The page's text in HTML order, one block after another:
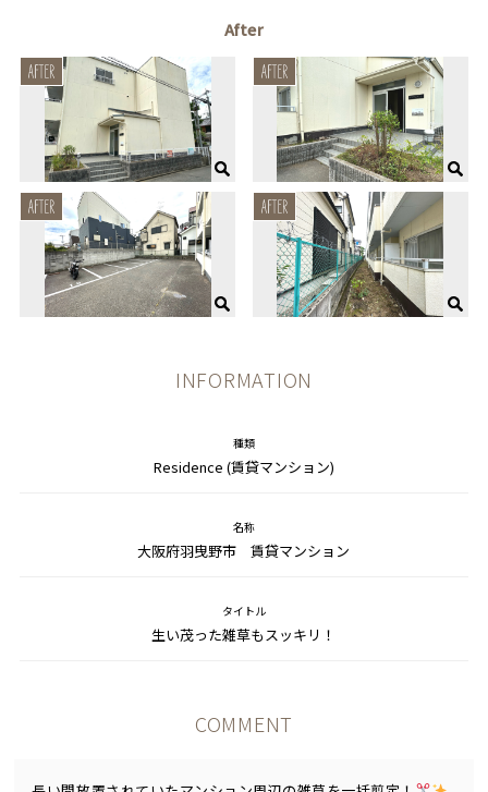
After
INFORMATION
種類
Residence (賃貸マンション)
名称
大阪府羽曳野市 賃貸マンション
タイトル
生い茂った雑草もスッキリ！
COMMENT